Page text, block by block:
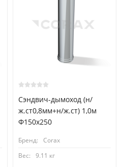
Сэндвич-дымоход (н/
ж.ст0,8мм+н/ж.ст) 1,0м
Ф150х250
Бренд:
Corax
Вес:
9.11 кг